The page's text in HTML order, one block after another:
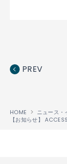
PREV
HOME ニュース・